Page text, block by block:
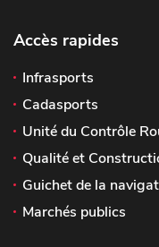
Accès rapides
Infrasports
Cadasports
Unité du Contrôle
Qualité et
Guichet de la
Marchés publics